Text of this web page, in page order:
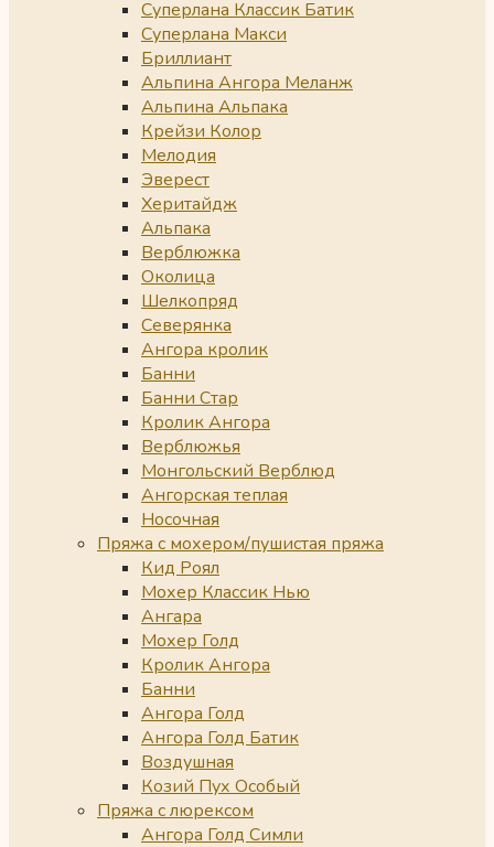
Суперлана Классик Батик
Суперлана Макси
Бриллиант
Альпина Ангора Меланж
Альпина Альпака
Крейзи Колор
Мелодия
Эверест
Херитайдж
Альпака
Верблюжка
Околица
Шелкопряд
Северянка
Ангора кролик
Банни
Банни Стар
Кролик Ангора
Верблюжья
Монгольский Верблюд
Ангорская теплая
Носочная
Пряжа с мохером/пушистая пряжа
Кид Роял
Мохер Классик Нью
Ангара
Мохер Голд
Кролик Ангора
Банни
Ангора Голд
Ангора Голд Батик
Воздушная
Козий Пух Особый
Пряжа с люрексом
Ангора Голд Симли